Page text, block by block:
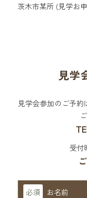
茨木市某所 (見学お
見学
見学会参加のご予
受付
必須 お名前